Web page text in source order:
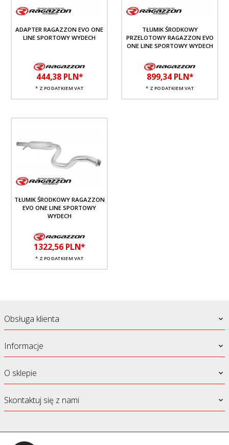
ADAPTER RAGAZZON EVO ONE
LINE SPORTOWY WYDECH
444,38 PLN*
* Z PODATKIEM VAT
TŁUMIK ŚRODKOWY
PRZELOTOWY RAGAZZON EVO
ONE LINE SPORTOWY WYDECH
899,34 PLN*
* Z PODATKIEM VAT
TŁUMIK ŚRODKOWY RAGAZZON
EVO ONE LINE SPORTOWY
WYDECH
1322,56 PLN*
* Z PODATKIEM VAT
Obsługa klienta
Informacje
O sklepie
Skontaktuj się z nami